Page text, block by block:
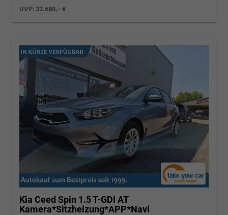
UVP: 32.680,– €
Kia Ceed Spin 1.5 T-GDI AT
Kamera*Sitzheizung*APP*Navi